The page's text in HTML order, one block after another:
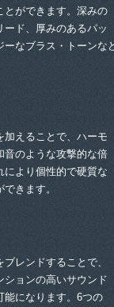
とができます。深みの
ード、厚みのあるパッ
ーなブラス・トーンな
加えることで、ハーモ
音のような攻撃的な倍
により個性的で硬質な
きます。
レンドすることで、
ションの高いサウンド
能になります。6つの